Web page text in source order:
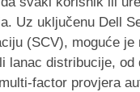
Uz uključenu Dell
(SCV), moguće je
lanac distribucije, od
factor provjera